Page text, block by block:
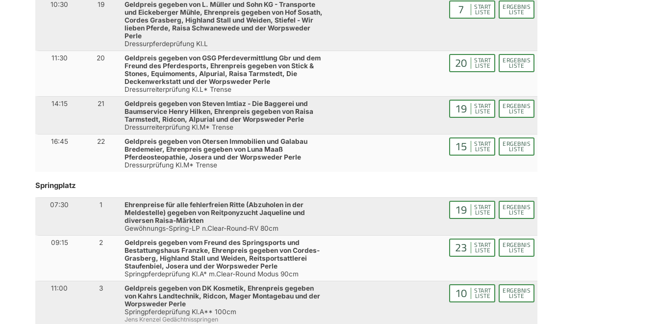
10:30 19
Geldpreis gegeben von L. Müller und Sohn KG - Transporte
und Eickeberger Mühle, Ehrenpreis gegeben von Hof Sosath,
Cordes Grasberg, Highland Stall und Weiden, Stiefel - Wir
lieben Pferde, Raisa Schwanewede und der Worpsweder
Perle
Dressurpferdeprüfung Kl.L
7 START
LISTE
ERGEBNIS
LISTE
11:30 20
Geldpreis gegeben von GSG Pferdevermittlung Gbr und dem
Freund des Pferdesports, Ehrenpreis gegeben von Stick &
Stones, Equimoments, Alpurial, Raisa Tarmstedt, Die
Deckenwerkstatt und der Worpsweder Perle
Dressurreiterprüfung Kl.L* Trense
20 START
LISTE
ERGEBNIS
LISTE
14:15 21
Geldpreis gegeben von Steven Imtiaz - Die Baggerei und
Baumservice Henry Hilken, Ehrenpreis gegeben von Raisa
Tarmstedt, Ridcon, Alpurial und der Worpsweder Perle
Dressurreiterprüfung Kl.M* Trense
19 START
LISTE
ERGEBNIS
LISTE
16:45 22
Geldpreis gegeben von Otersen Immobilien und Galabau
Bredemeier, Ehrenpreis gegeben von Luna Maaß
Pferdeosteopathie, Josera und der Worpsweder Perle
Dressurprüfung Kl.M* Trense
15 START
LISTE
ERGEBNIS
LISTE
Springplatz
07:30 1
Ehrenpreise für alle fehlerfreien Ritte (Abzuholen in der
Meldestelle) gegeben von Reitponyzucht Jaqueline und
diversen Raisa-Märkten
Gewöhnungs-Spring-LP n.Clear-Round-RV 80cm
19 START
LISTE
ERGEBNIS
LISTE
09:15 2
Geldpreis gegeben vom Freund des Springsports und
Bestattungshaus Franzke, Ehrenpreis gegeben von Cordes-
Grasberg, Highland Stall und Weiden, Reitsportsattlerei
Staufenbiel, Josera und der Worpsweder Perle
Springpferdeprüfung Kl.A* m.Clear-Round Modus 90cm
23 START
LISTE
ERGEBNIS
LISTE
11:00 3
Geldpreis gegeben von DK Kosmetik, Ehrenpreis gegeben
von Kahrs Landtechnik, Ridcon, Mager Montagebau und der
Worpsweder Perle
Springpferdeprüfung Kl.A** 100cm
Jens Krenzel Gedächtnisspringen
10 START
LISTE
ERGEBNIS
LISTE